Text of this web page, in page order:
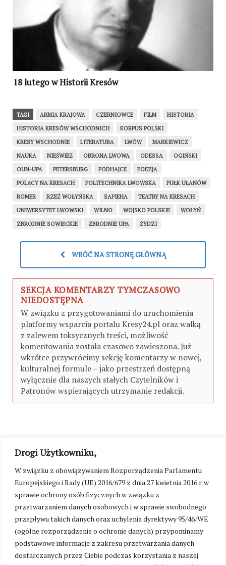
Drogi Użytkowniku,
W związku z obowiązywaniem Rozporządzenia Parlamentu
Europejskiego i Rady (UE) 2016/679 z dnia 27 kwietnia 2016 r. w
sprawie ochrony osób fizycznych w związku z
przetwarzaniem danych osobowych i w sprawie swobodnego
przepływu takich danych oraz uchylenia dyrektywy 95/46/WE
(ogólne rozporządzenie o ochronie danych) przypominamy
podstawowe informacje z zakresu przetwarzania danych
dostarczanych przez Ciebie podczas korzystania z naszej
18 lutego w Historii Kresów
TAGI ARMIA KRAJOWA CZERNIOWCE FILM
HISTORIA
HISTORIA KRESÓW WSCHODNICH
KORPUS POLSKI
KRESY WSCHODNIE
LITERATURA LWÓW
MARKIEWICZ
NAUKA
NIEŚWIEŻ OBRONA LWOWA ODESSA
OGIŃSKI
OUN-UPA
PETERSBURG PODHAJCE
POEZJA
POLACY NA KRESACH
POLITECHNIKA LWOWSKA
PUŁK UŁANÓW
ROMER
RZEŹ WOŁYŃSKA SAPIEHA
TEATRY NA KRESACH
UNIWERSYTET LWOWSKI
WILNO WOJSKO POLSKIE
WOŁYŃ
ZBRODNIE SOWIECKIE
ZBRODNIE UPA ŻYDZI
WRÓĆ NA STRONĘ GŁÓWNĄ
SEKCJA KOMENTARZY TYMCZASOWO
NIEDOSTĘPNA
W związku z przygotowaniami do uruchomienia
platformy wsparcia portalu Kresy24.pl oraz walką
z zalewem toksycznych treści, możliwość
komentowania została czasowo zawieszona. Już
wkrótce przywrócimy sekcję komentarzy w nowej,
kulturalnej formule – jako przestrzeń dostępną
wyłącznie dla naszych stałych Czytelników i
Patronów wspierających utrzymanie redakcji.